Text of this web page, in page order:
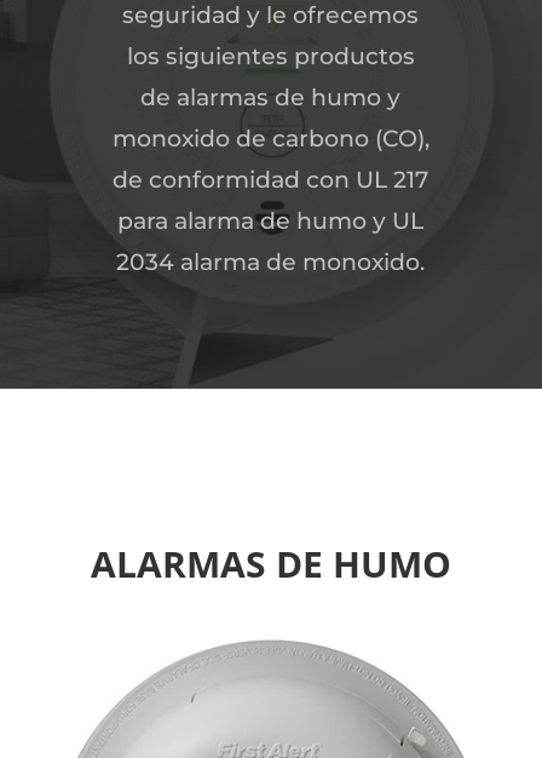
seguridad y le ofrecemos
los siguientes productos
de alarmas de humo y
monoxido de carbono (CO),
de conformidad con UL 217
para alarma de humo y UL
2034 alarma de monoxido.
ALARMAS DE HUMO